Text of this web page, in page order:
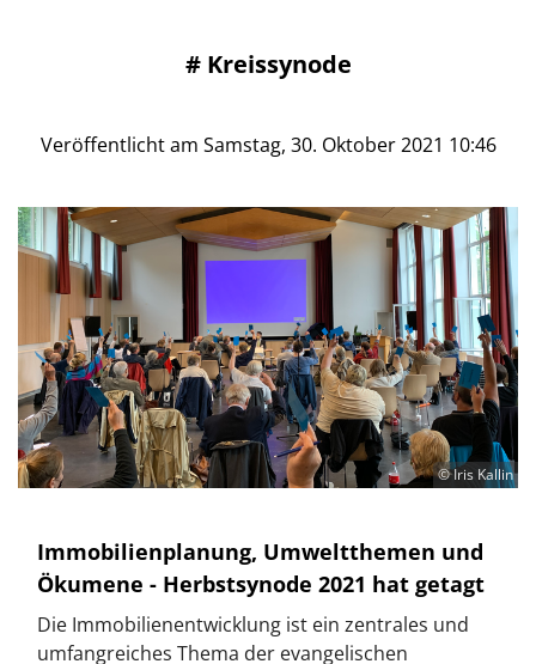
# Kreissynode
Veröffentlicht am Samstag, 30. Oktober 2021 10:46
© Iris Kallin
Immobilienplanung, Umweltthemen und
Ökumene - Herbstsynode 2021 hat getagt
Die Immobilienentwicklung ist ein zentrales und
umfangreiches Thema der evangelischen